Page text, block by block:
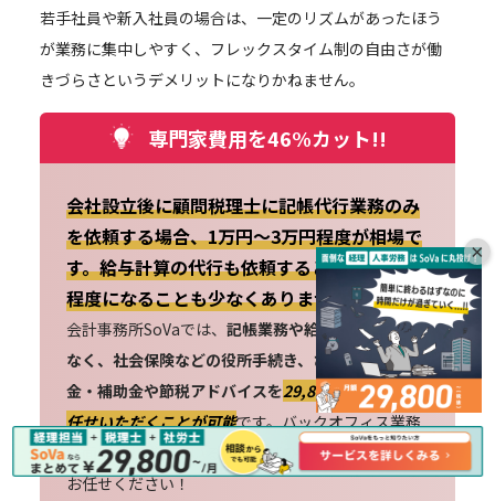
若手社員や新入社員の場合は、一定のリズムがあったほう
が業務に集中しやすく、フレックスタイム制の自由さが働
きづらさというデメリットになりかねません。
専門家費用を46%カット!!
会社設立後に顧問税理士に記帳代行業務のみ
を依頼する場合、1万円～3万円程度が相場で
す。給与計算の代行も依頼すると4万～5万円
程度になることも少なくありません。
会計事務所SoVaでは、 記帳業務や給与計算だけでは
なく、社会保険などの役所手続き、さらには助成
金・補助金や節税アドバイスを29,800円〜丸ごとお
任せいただくことが可能です。バックオフィス業務
が面倒だと感じている方は、ぜひ会計事務所SoVaに
お任せください！
×